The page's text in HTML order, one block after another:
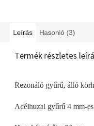
Leírás Hasonló (3)
Termék részletes
Rezonáló gyűrű, álló
Acélhuzal gyűrű 4 mm-